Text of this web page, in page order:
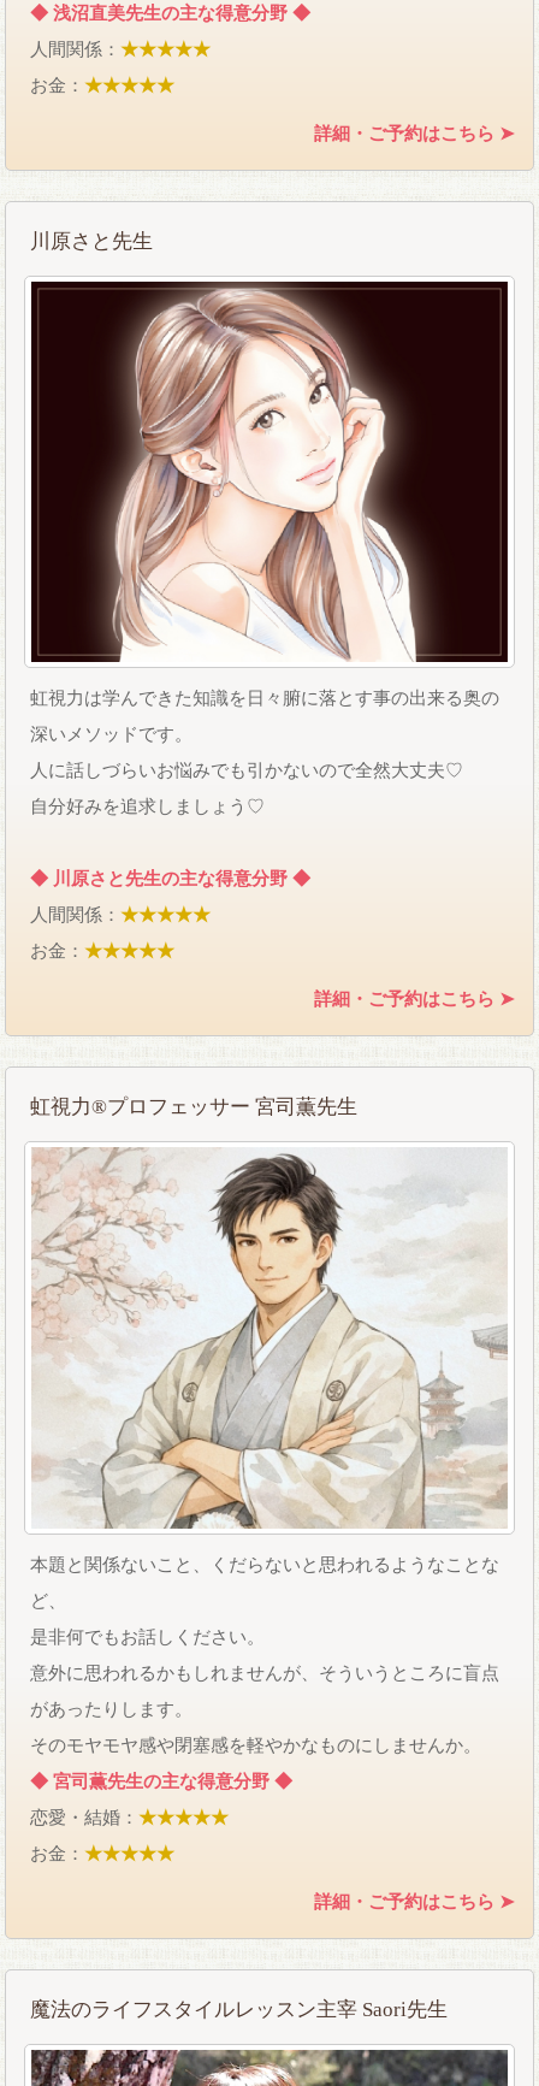
◆ 浅沼直美先生の主な得意分野 ◆
人間関係：★★★★★
お金：★★★★★
詳細・ご予約はこちら ➤
川原さと先生
虹視力は学んできた知識を日々腑に落とす事の出来る奥の
深いメソッドです。
人に話しづらいお悩みでも引かないので全然大丈夫♡
自分好みを追求しましょう♡
◆ 川原さと先生の主な得意分野 ◆
人間関係：★★★★★
お金：★★★★★
詳細・ご予約はこちら ➤
虹視力®︎プロフェッサー 宮司薫先生
本題と関係ないこと、くだらないと思われるようなことな
ど、
是非何でもお話しください。
意外に思われるかもしれませんが、そういうところに盲点
があったりします。
そのモヤモヤ感や閉塞感を軽やかなものにしませんか。
◆ 宮司薫先生の主な得意分野 ◆
恋愛・結婚：★★★★★
お金：★★★★★
詳細・ご予約はこちら ➤
魔法のライフスタイルレッスン主宰 Saori先生